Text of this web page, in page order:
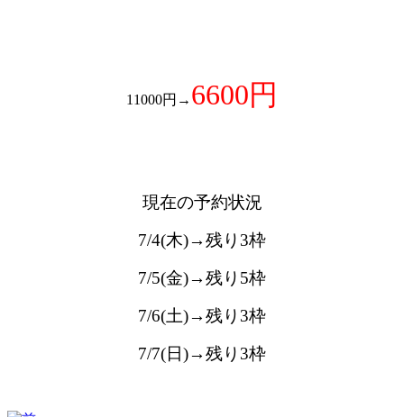
11000円→ 6600円
現在の予約状況
7/4(木)→残り3枠
7/5(金)→残り5枠
7/6(土)→残り3枠
7/7(日)→残り3枠